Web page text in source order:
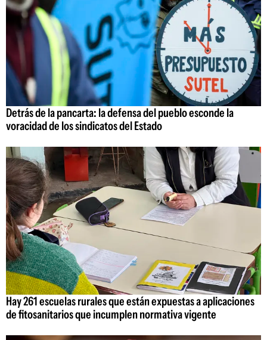
Detrás de la pancarta: la defensa del pueblo esconde la
voracidad de los sindicatos del Estado
Hay 261 escuelas rurales que están expuestas a aplicaciones
de fitosanitarios que incumplen normativa vigente